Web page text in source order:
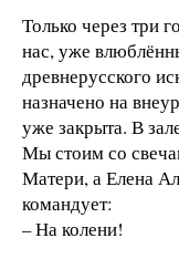
Только через три
нас, уже
древнерусского
назначено на
уже закрыта. В
Мы стоим со
Матери, а Елена
командует:
– На колени!